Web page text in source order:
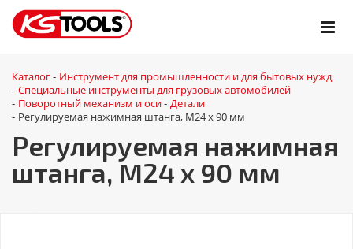
Каталог - Инструмент для промышленности и для бытовых нужд
- Специальные инструменты для грузовых автомобилей
- Поворотный механизм и оси - Детали
- Регулируемая нажимная штанга, M24 x 90 мм
Регулируемая нажимная
штанга, M24 x 90 мм